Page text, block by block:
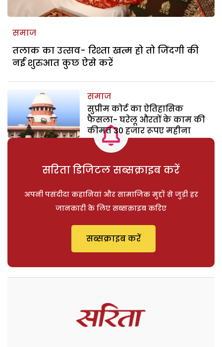
समाज
तलाक का उत्सव- रिश्ता खत्म हो तो जिंदगी की
नई शुरुआत कुछ ऐसे करें
समाज
सुप्रीम कोर्ट का ऐतिहासिक
फैसला- घरेलू औरतों के काम की
कीमत 30 हजार रूपए महीना
सरिता डिजिटल सब्सक्राइब करें
अपनी पसंदीदा कहानियां और सामाजिक मुद्दों से जुड़ी हर
जानकारी के लिए सब्सक्राइब करिए
सब्सक्राइब करें